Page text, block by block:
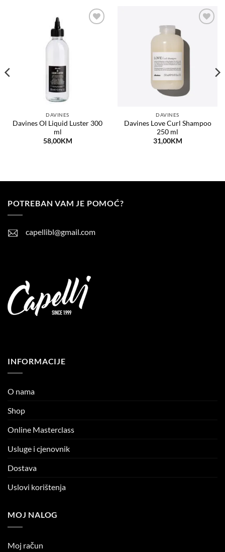
DAVINES
Davines OI Liquid Luster 300
ml
58,00KM
DAVINES
Davines Love Curl Shampoo
250 ml
31,00KM
POTREBAN VAM JE POMOĆ?
capellibl@gmail.com
INFORMACIJE
O nama
Shop
Online Masterclass
Usluge i cjenovnik
Dostava
Uslovi korištenja
MOJ NALOG
Moj račun